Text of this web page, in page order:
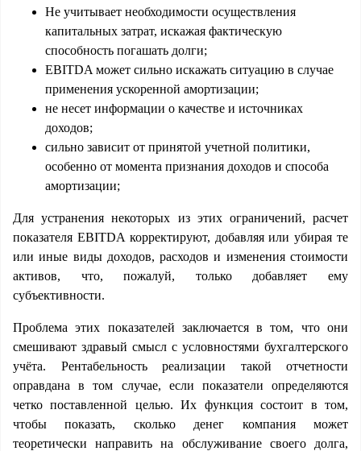
Не учитывает необходимости осуществления
капитальных затрат, искажая фактическую
способность погашать долги;
EBITDA может сильно искажать ситуацию в случае
применения ускоренной амортизации;
не несет информации о качестве и источниках
доходов;
сильно зависит от принятой учетной политики,
особенно от момента признания доходов и способа
амортизации;
Для устранения некоторых из этих ограничений, расчет
показателя EBITDA корректируют, добавляя или убирая те
или иные виды доходов, расходов и изменения стоимости
активов, что, пожалуй, только добавляет ему
субъективности.
Проблема этих показателей заключается в том, что они
смешивают здравый смысл с условностями бухгалтерского
учёта. Рентабельность реализации такой отчетности
оправдана в том случае, если показатели определяются
четко поставленной целью. Их функция состоит в том,
чтобы показать, сколько денег компания может
теоретически направить на обслуживание своего долга,